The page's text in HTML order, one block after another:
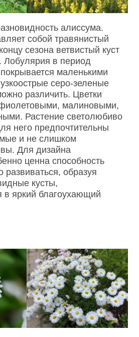
алиссума.
собой травянистый
сезона ветвистый куст
Лобулярия в период
маленькими
серо-зеленые
различить. Цветки
малиновыми,
Растение светолюбиво
него предпочтительны
и не слишком
Для дизайна
ценна способность
развиваться, образуя
кусты,
яркий благоухающий